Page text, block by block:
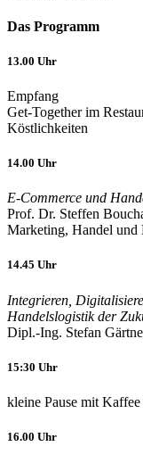
Das Programm
13.00 Uhr
Empfang
Get-Together im
Köstlichkeiten
14.00 Uhr
E-Commerce und
Prof. Dr. Steffen
Marketing, Handel und
14.45 Uhr
Integrieren,
Handelslogistik der
Dipl.-Ing. Stefan
15:30 Uhr
kleine Pause mit
16.00 Uhr